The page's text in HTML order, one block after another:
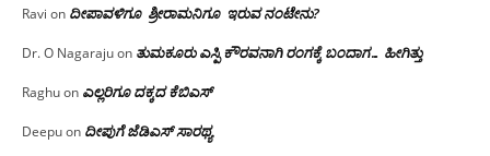
Ravi on ದೀಪಾವಳಿಗೂ ಶ್ರೀರಾಮನಿಗೂ ಇರುವ ನಂಟೇನು?
Dr. O Nagarajuon ತುಮಕೂರು ಎಸ್ಪಿ ಕೌರವನಾಗಿ ರಂಗಕ್ಕೆ ಬಂದಾಗ… ಹೀಗಿತ್ತು
Raghuon ಎಲ್ಲರಿಗೂ ದಕ್ಕದ ಕೆಬಿಎಸ್
Deepuon ದೀಪುಗೆ ಜೆಡಿಎಸ್ ಸಾರಥ್ಯ